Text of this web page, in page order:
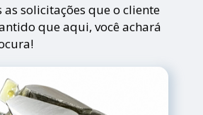
as solicitações que o cliente
que aqui, você achará